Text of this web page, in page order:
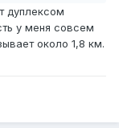
дуплексом
у меня совсем
около 1,8 км.